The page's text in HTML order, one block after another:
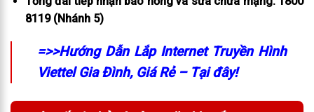
8119 (Nhánh 5)
=>>Hướng Dẫn Lắp Internet Truyền Hình
Viettel Gia Đình, Giá Rẻ – Tại đây!